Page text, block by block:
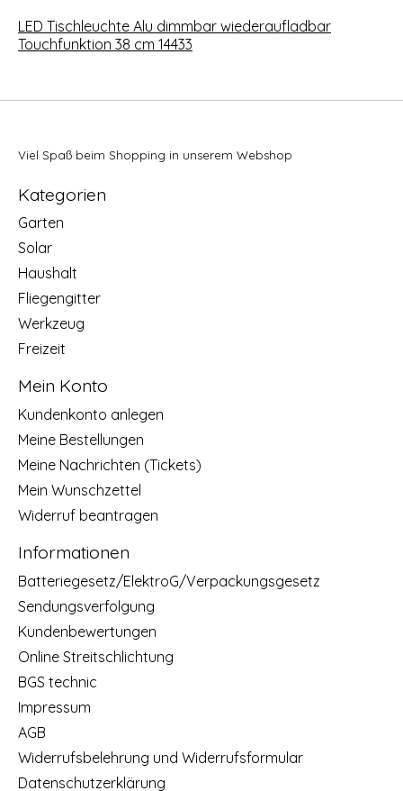
LED Tischleuchte Alu dimmbar wiederaufladbar
Touchfunktion 38 cm 14433
Viel Spaß beim Shopping in unserem Webshop
Kategorien
Garten
Solar
Haushalt
Fliegengitter
Werkzeug
Freizeit
Mein Konto
Kundenkonto anlegen
Meine Bestellungen
Meine Nachrichten (Tickets)
Mein Wunschzettel
Widerruf beantragen
Informationen
Batteriegesetz/ElektroG/Verpackungsgesetz
Sendungsverfolgung
Kundenbewertungen
Online Streitschlichtung
BGS technic
Impressum
AGB
Widerrufsbelehrung und Widerrufsformular
Datenschutzerklärung